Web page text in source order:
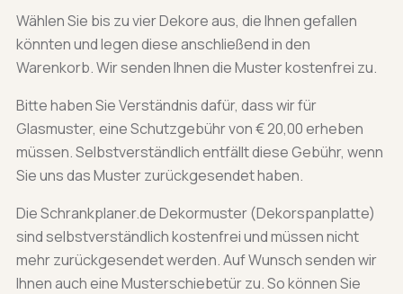
Wählen Sie bis zu vier Dekore aus, die Ihnen gefallen
könnten und legen diese anschließend in den
Warenkorb. Wir senden Ihnen die Muster kostenfrei zu.
Bitte haben Sie Verständnis dafür, dass wir für
Glasmuster, eine Schutzgebühr von € 20,00 erheben
müssen. Selbstverständlich entfällt diese Gebühr, wenn
Sie uns das Muster zurückgesendet haben.
Die Schrankplaner.de Dekormuster (Dekorspanplatte)
sind selbstverständlich kostenfrei und müssen nicht
mehr zurückgesendet werden. Auf Wunsch senden wir
Ihnen auch eine Musterschiebetür zu. So können Sie